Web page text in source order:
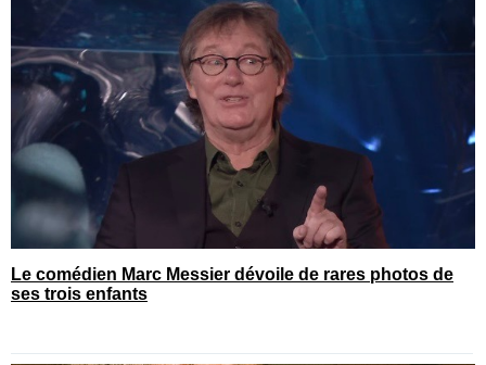
Le comédien Marc Messier dévoile de rares photos de
ses trois enfants